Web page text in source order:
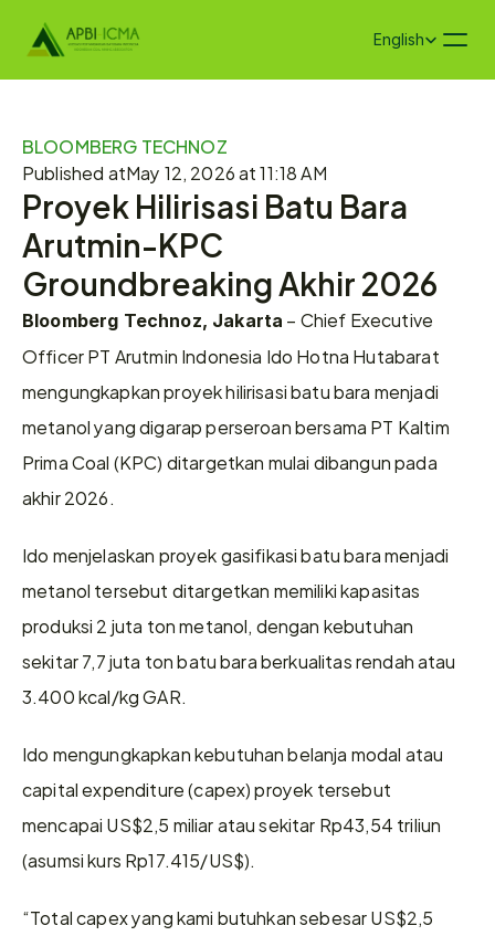
Select Language
English
BLOOMBERG TECHNOZ
Published atMay 12, 2026 at 11:18 AM
Proyek Hilirisasi Batu Bara
Arutmin-KPC
Groundbreaking Akhir 2026
Bloomberg Technoz, Jakarta – Chief Executive
Officer PT Arutmin Indonesia Ido Hotna Hutabarat
mengungkapkan proyek hilirisasi batu bara menjadi
metanol yang digarap perseroan bersama PT Kaltim
Prima Coal (KPC) ditargetkan mulai dibangun pada
akhir 2026.
Ido menjelaskan proyek gasifikasi batu bara menjadi
metanol tersebut ditargetkan memiliki kapasitas
produksi 2 juta ton metanol, dengan kebutuhan
sekitar 7,7 juta ton batu bara berkualitas rendah atau
3.400 kcal/kg GAR.
Ido mengungkapkan kebutuhan belanja modal atau
capital expenditure (capex) proyek tersebut
mencapai US$2,5 miliar atau sekitar Rp43,54 triliun
(asumsi kurs Rp17.415/US$).
“Total capex yang kami butuhkan sebesar US$2,5